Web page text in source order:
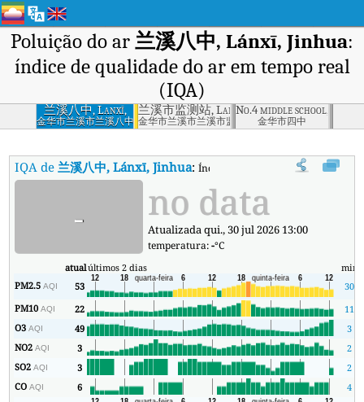
Poluição do ar 兰溪八中, Lánxī, Jinhua:
índice de qualidade do ar em tempo real
(IQA)
兰溪八中, Lanxī,
Jinhua
金华市兰溪市兰溪八中
兰溪市监测站, Lanxī, Jinhua
金华市兰溪市兰溪市监测站
No.4 middle school, Jinhua
金华市四中
IQA de兰溪八中, Lánxī, Jinhua:Índice de Qualidade do Ar (IQA)
- no data
Atualizada qui., 30 jul 2026 13:00
temperatura:-°C
atualúltimos 2 dias min
PM2.5AQI 53 30
PM10AQI 22
11
O3AQI 49
3
NO2AQI 3
2
SO2AQI 3
2
COAQI 6
4